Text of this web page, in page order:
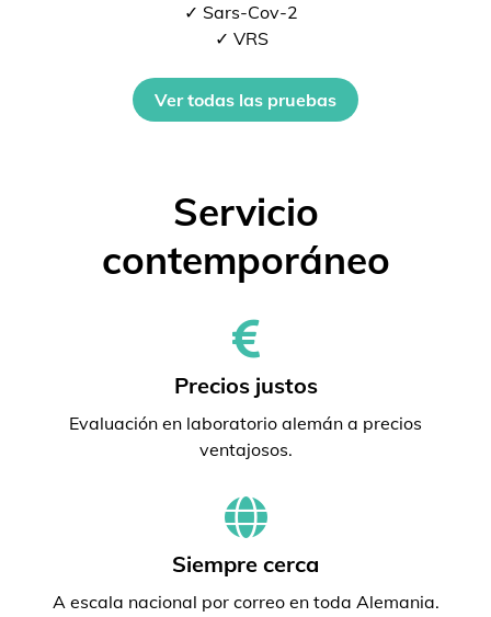
✓ Sars-Cov-2
✓ VRS
Ver todas las pruebas
Servicio
contemporáneo
Precios justos
Evaluación en laboratorio alemán a precios
ventajosos.
Siempre cerca
A escala nacional por correo en toda Alemania.